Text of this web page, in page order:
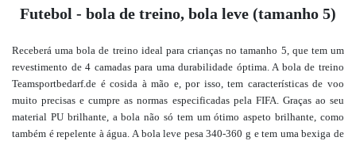
Futebol - bola de treino, bola leve (tamanho 5)
Receberá uma bola de treino ideal para crianças no tamanho 5, que tem um
revestimento de 4 camadas para uma durabilidade óptima. A bola de treino
Teamsportbedarf.de é cosida à mão e, por isso, tem características de voo
muito precisas e cumpre as normas especificadas pela FIFA. Graças ao seu
material PU brilhante, a bola não só tem um ótimo aspeto brilhante, como
também é repelente à água. A bola leve pesa 340-360 g e tem uma bexiga de